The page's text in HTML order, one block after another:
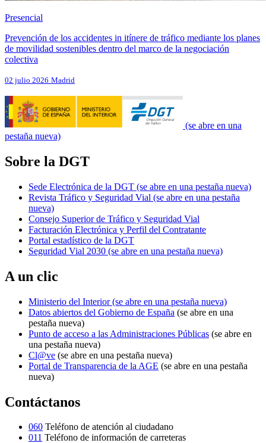
Presencial
Prevención de los accidentes in itínere de tráfico mediante los planes
de movilidad sostenibles dentro del marco de la negociación
colectiva
02 julio 2026 Madrid
(se abre en una
pestaña nueva)
Sobre la DGT
Sede Electrónica de la DGT (se abre en una pestaña nueva)
Revista Tráfico y Seguridad Vial (se abre en una pestaña
nueva)
Consejo Superior de Tráfico y Seguridad Vial
Facturación Electrónica y Perfil del Contratante
Portal estadístico de la DGT
Seguridad Vial 2030 (se abre en una pestaña nueva)
A un clic
Ministerio del Interior(se abre en una pestaña nueva)
Datos abiertos del Gobierno de España (se abre en una
pestaña nueva)
Punto de acceso a las Administraciones Públicas (se abre en
una pestaña nueva)
Cl@ve (se abre en una pestaña nueva)
Portal de Transparencia de la AGE (se abre en una pestaña
nueva)
Contáctanos
060 Teléfono de atención al ciudadano
011 Teléfono de información de carreteras